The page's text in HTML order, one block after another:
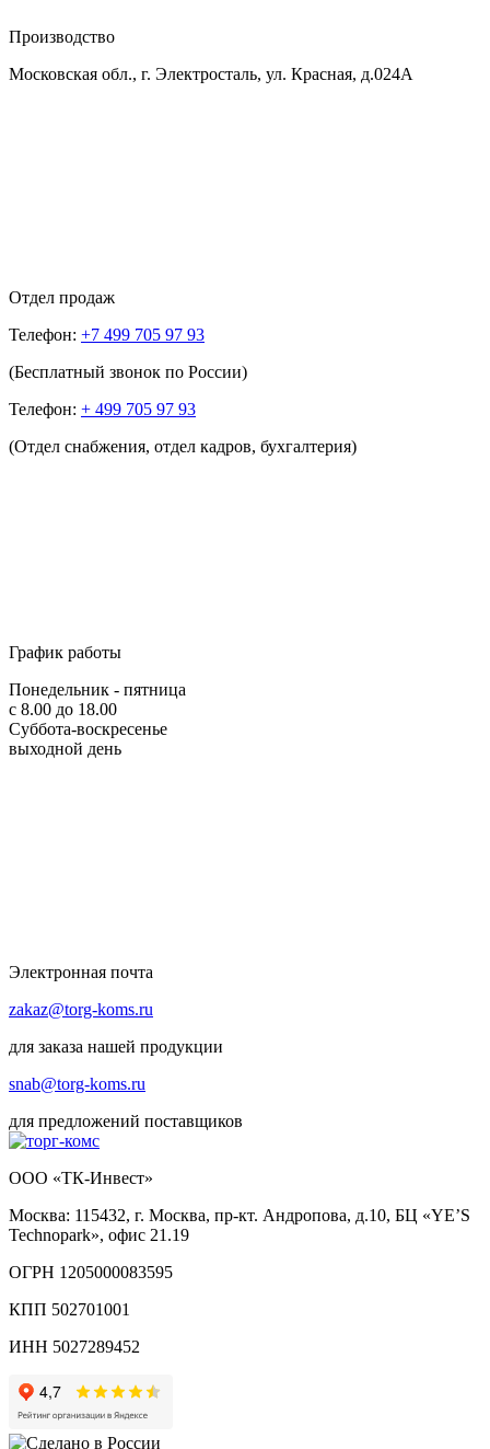
Производство
Московская обл., г. Электросталь, ул. Красная, д.024А
Отдел продаж
Телефон: +7 499 705 97 93
(Бесплатный звонок по России)
Телефон: + 499 705 97 93
(Отдел снабжения, отдел кадров, бухгалтерия)
График работы
Понедельник - пятница
с 8.00 до 18.00
Суббота-воскресенье
выходной день
Электронная почта
zakaz@torg-koms.ru
для заказа нашей продукции
snab@torg-koms.ru
для предложений поставщиков
ООО «ТК-Инвест»
Москва: 115432, г. Москва, пр-кт. Андропова, д.10, БЦ «YE’S
Technopark», офис 21.19
ОГРН 1205000083595
КПП 502701001
ИНН 5027289452